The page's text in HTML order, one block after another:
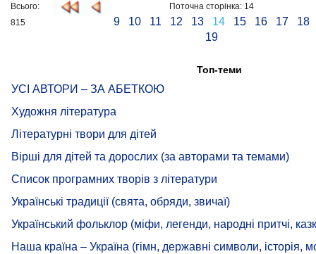
Всього:
815
Поточна сторінка: 14
9 10 11 12 13 14 15 16 17
18
19
Топ-теми
УСІ АВТОРИ – ЗА АБЕТКОЮ
Художня література
Літературні твори для дітей
Вірші для дітей та дорослих (за авторами та темами)
Список програмних творів з літератури
Українські традиції (свята, обряди, звичаї)
Український фольклор (міфи, легенди, народні притчі,
Наша країна – Україна (гімн, державні символи, історія,